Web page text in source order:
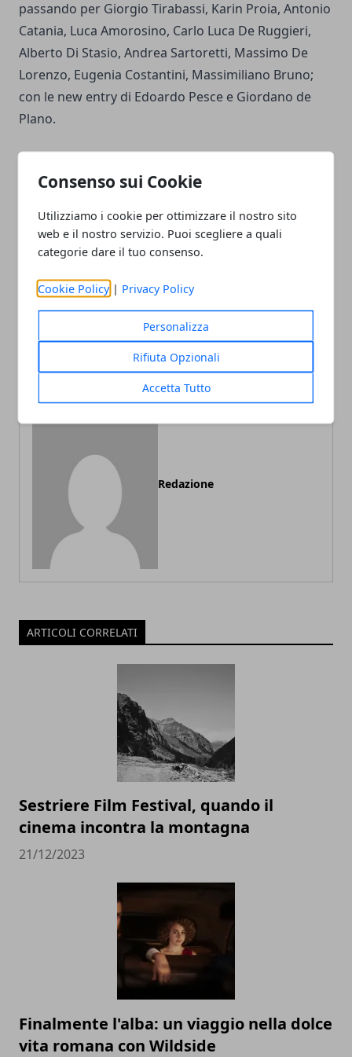
Consenso sui Cookie
Utilizziamo i cookie per ottimizzare il nostro sito
web e il nostro servizio. Puoi scegliere a quali
categorie dare il tuo consenso.
Cookie Policy | Privacy Policy
Personalizza
Rifiuta Opzionali
Accetta Tutto
passando per Giorgio Tirabassi, Karin Proia, Antonio
Catania, Luca Amorosino, Carlo Luca De Ruggieri,
Alberto Di Stasio, Andrea Sartoretti, Massimo De
Lorenzo, Eugenia Costantini, Massimiliano Bruno;
con le new entry di Edoardo Pesce e Giordano de
Plano.
FacebookTwitterWhatsapp
Articolo Precedente
Heath Ledger e di
Articolo Successivo
The Wonder: trama, cast,
trailer e tutte le info sul
film con Florence Pugh
Redazione
ARTICOLI CORRELATI
Sestriere Film Festival, quando il
cinema incontra la montagna
21/12/2023
Finalmente l'alba: un viaggio nella dolce
vita romana con Wildside